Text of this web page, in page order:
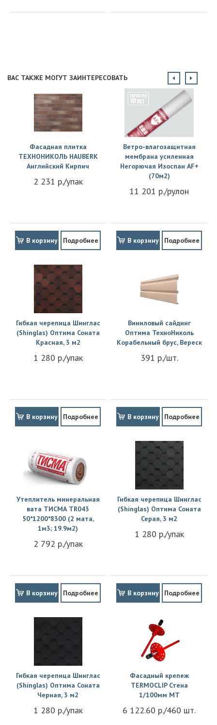
Купить Купить
ВАС ТАКЖЕ МОГУТ ЗАИНТЕРЕСОВАТЬ
Фасадная плитка
ТЕХНОНИКОЛЬ HAUBERK
Английский Кирпич
2 231 р./упак
В корзину Подробнее
Ветро-влагозащитная
мембрана усиленная
Негорючая Изоспан АF+
(70м2)
11 201 р./рулон
В корзину Подробнее
Гибкая черепица Шинглас
(Shinglas) Оптима Соната
Красная, 3 м2
1 280 р./упак
В корзину Подробнее
Виниловый сайдинг
Оптима ТехноНиколь
Корабельный брус, Вереск
391 р./шт.
В корзину Подробнее
Утеплитель минеральная
вата ТИСМА TR043
50*1200*8300 (2 мата,
1м3; 19.9м2)
2 792 р./упак
В корзину Подробнее
Гибкая черепица Шинглас
(Shinglas) Оптима Соната
Серая, 3 м2
1 280 р./упак
В корзину Подробнее
Гибкая черепица Шинглас
(Shinglas) Оптима Соната
Черная, 3 м2
1 280 р./упак
Фасадный крепеж
TERMOCLIP Стена
1/100мм MT
6 122.60 р./460 шт.